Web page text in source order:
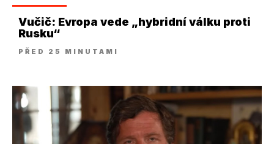
Vučič: Evropa vede „hybridní válku proti
Rusku“
PŘED 25 MINUTAMI